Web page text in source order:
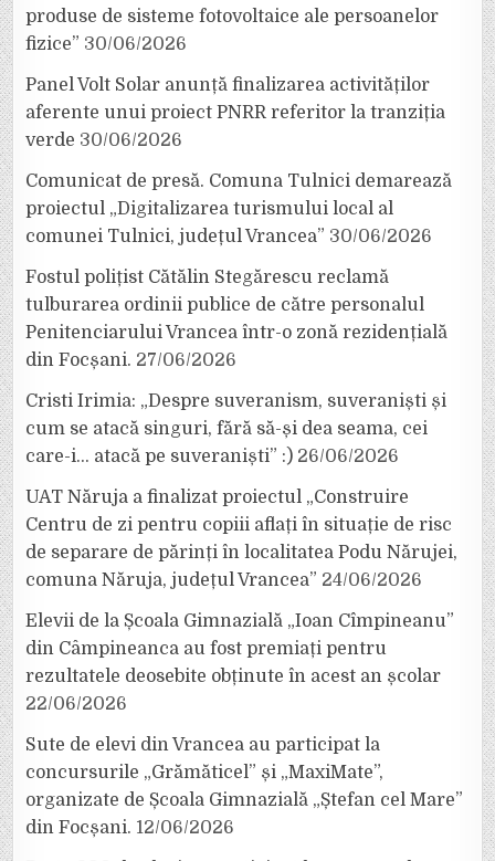
produse de sisteme fotovoltaice ale persoanelor
fizice” 30/06/2026
Panel Volt Solar anunță finalizarea activităților
aferente unui proiect PNRR referitor la tranziția
verde 30/06/2026
Comunicat de presă. Comuna Tulnici demarează
proiectul „Digitalizarea turismului local al
comunei Tulnici, județul Vrancea” 30/06/2026
Fostul polițist Cătălin Stegărescu reclamă
tulburarea ordinii publice de către personalul
Penitenciarului Vrancea într-o zonă rezidențială
din Focșani. 27/06/2026
Cristi Irimia: „Despre suveranism, suveraniști și
cum se atacă singuri, fără să-și dea seama, cei
care-i… atacă pe suveraniști” :) 26/06/2026
UAT Năruja a finalizat proiectul „Construire
Centru de zi pentru copiii aflați în situație de risc
de separare de părinți în localitatea Podu Nărujei,
comuna Năruja, județul Vrancea” 24/06/2026
Elevii de la Școala Gimnazială „Ioan Cîmpineanu”
din Câmpineanca au fost premiați pentru
rezultatele deosebite obținute în acest an școlar
22/06/2026
Sute de elevi din Vrancea au participat la
concursurile „Grămăticel” și „MaxiMate”,
organizate de Școala Gimnazială „Ștefan cel Mare”
din Focșani. 12/06/2026